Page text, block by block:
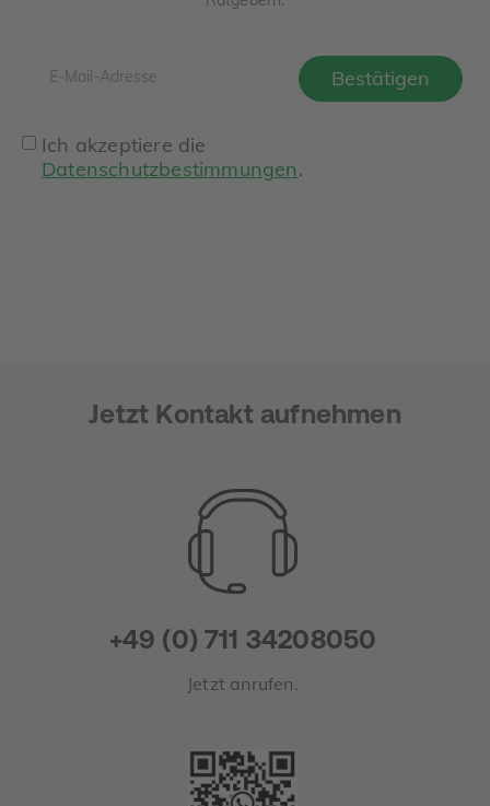
Ich akzeptiere die
Datenschutzbestimmungen.
Jetzt Kontakt aufnehmen
+49 (0) 711 34208050
Jetzt anrufen.